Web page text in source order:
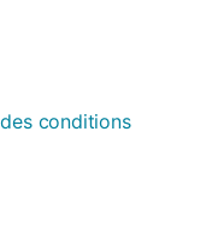
conditions